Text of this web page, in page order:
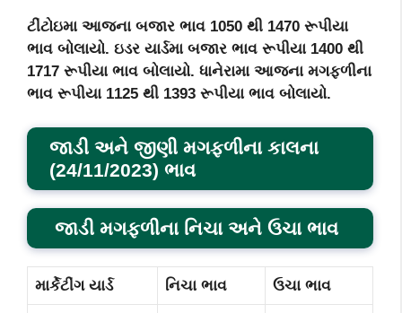
ટીંટોઇમા આજના બજાર ભાવ 1050 થી 1470 રૂપીયા
ભાવ બોલાયો. ઇડર યાર્ડમા બજાર ભાવ રૂપીયા 1400 થી
1717 રૂપીયા ભાવ બોલાયો. ધાનેરામા આજના મગફળીના
ભાવ રૂપીયા 1125 થી 1393 રૂપીયા ભાવ બોલાયો.
જાડી અને જીણી મગફળીના કાલના
(24/11/2023) ભાવ
જાડી મગફળીના નિચા અને ઉચા ભાવ
માર્કેટીંગ યાર્ડ નિચા ભાવ ઉચા ભાવ